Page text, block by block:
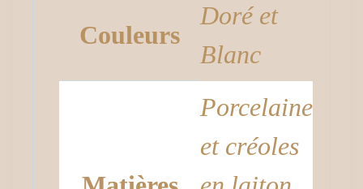
Couleurs
Doré et
Blanc
Porcelaine
et créoles